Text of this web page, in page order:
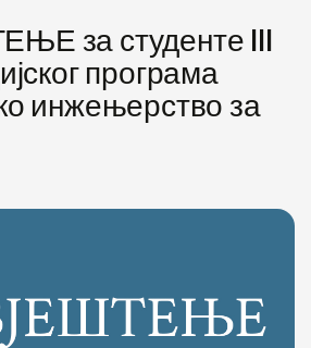
за студенте III
програма
инжењерство за